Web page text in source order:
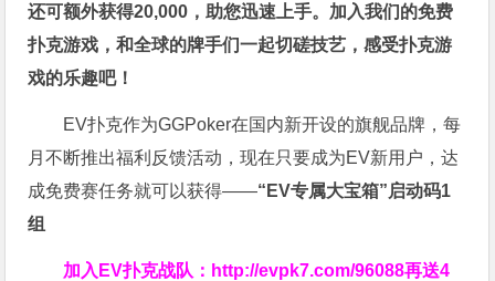
还可额外获得20,000，助您迅速上手。 加入我们的免费
扑克游戏，和全球的牌手们一起切磋技艺，感受扑克游
戏的乐趣吧！
EV扑克作为GGPoker在国内新开设的旗舰品牌，每
月不断推出福利反馈活动，现在只要成为EV新用户，达
成免费赛任务就可以获得——“EV专属大宝箱”启动码1
组
加入EV扑克战队： http://evpk7.com/96088再送4